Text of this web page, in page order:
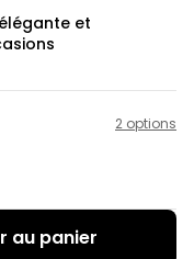
et
2 options
au panier